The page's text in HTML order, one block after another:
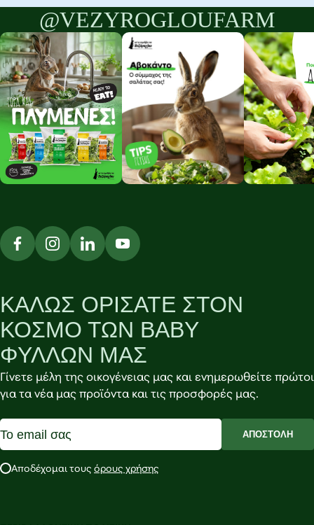
@VEZYROGLOUFARM
ΚΑΛΩΣ ΟΡΙΣΑΤΕ ΣΤΟΝ
ΚΟΣΜΟ ΤΩΝ BABY
ΦΥΛΛΩΝ ΜΑΣ
Γίνετε μέλη της οικογένειας μας και ενημερωθείτε πρώτοι
για τα νέα μας προϊόντα και τις προσφορές μας.
ΑΠΟΣΤΟΛΗ
Αποδέχομαι τους όρους χρήσης